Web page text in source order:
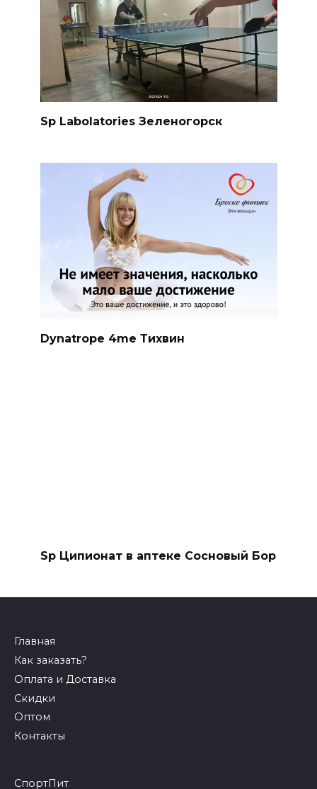
Sp Labolatories Зеленогорск
Dynatrope 4me Тихвин
Sp Ципионат в аптеке Сосновый Бор
Главная
Как заказать?
Оплата и Доставка
Скидки
Оптом
Контакты
СпортПит